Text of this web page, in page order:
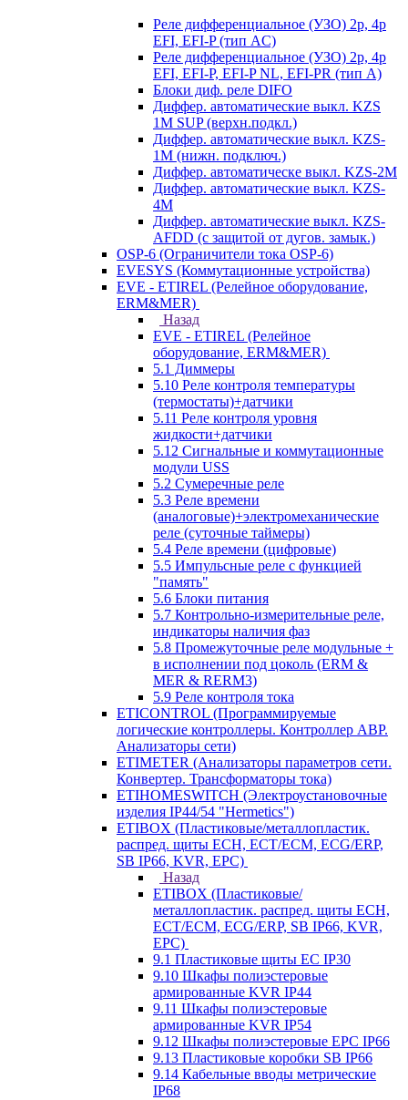
Реле дифференциальное (УЗО) 2р, 4р
EFI, EFI-P (тип AС)
Реле дифференциальное (УЗО) 2р, 4р
EFI, EFI-P, EFI-P NL, EFI-PR (тип A)
Блоки диф. реле DIFO
Диффер. автоматические выкл. KZS
1M SUP (верхн.подкл.)
Диффер. автоматические выкл. KZS-
1M (нижн. подключ.)
Диффер. автоматическе выкл. KZS-2M
Диффер. автоматические выкл. KZS-
4M
Диффер. автоматические выкл. KZS-
AFDD (с защитой от дугов. замык.)
OSP-6 (Ограничители тока OSP-6)
EVESYS (Коммутационные устройства)
EVE - ETIREL (Релейное оборудование,
ERM&MER)
Назад
EVE - ETIREL (Релейное
оборудование, ERM&MER)
5.1 Диммеры
5.10 Реле контроля температуры
(термостаты)+датчики
5.11 Реле контроля уровня
жидкости+датчики
5.12 Сигнальные и коммутационные
модули USS
5.2 Сумеречные реле
5.3 Реле времени
(аналоговые)+электромеханические
реле (суточные таймеры)
5.4 Реле времени (цифровые)
5.5 Импульсные реле с функцией
"память"
5.6 Блоки питания
5.7 Контрольно-измерительные реле,
индикаторы наличия фаз
5.8 Промежуточные реле модульные +
в исполнении под цоколь (ERM &
MER & RERM3)
5.9 Реле контроля тока
ETICONTROL (Программируемые
логические контроллеры. Контроллер АВР.
Анализаторы сети)
ETIMETER (Анализаторы параметров сети.
Конвертер. Трансформаторы тока)
ETIHOMESWITCH (Электроустановочные
изделия IP44/54 "Hermetics")
ETIBOX (Пластиковые/металлопластик.
распред. щиты ECH, ECT/ECM, ECG/ERP,
SB IP66, KVR, EPC)
Назад
ETIBOX (Пластиковые/
металлопластик. распред. щиты ECH,
ECT/ECM, ECG/ERP, SB IP66, KVR,
EPC)
9.1 Пластиковые щиты EC IP30
9.10 Шкафы полиэстеровые
армированные KVR IP44
9.11 Шкафы полиэстеровые
армированные KVR IP54
9.12 Шкафы полиэстеровые EPC IP66
9.13 Пластиковые коробки SB IP66
9.14 Кабельные вводы метрические
IP68